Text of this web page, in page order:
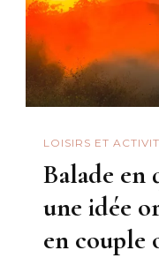
LOISIRS ET
Balade en
une idée
en couple